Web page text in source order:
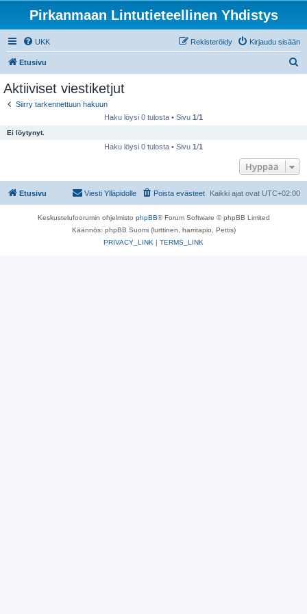
Pirkanmaan Lintutieteellinen Yhdistys
UKK Kirjaudu sisään
Rekisteröidy
Etusivu
Aktiiviset viestiketjut
Siirry tarkennettuun hakuun
Haku löysi 0 tulosta • Sivu 1/1
Ei löytynyt.
Haku löysi 0 tulosta • Sivu 1/1
Hyppää
Etusivu Kaikki ajat ovat UTC+02:00
Poista evästeet
Viesti Ylläpidolle
Keskustelufoorumin ohjelmisto phpBB® Forum Software © phpBB Limited
Käännös: phpBB Suomi (lurttinen, harritapio, Pettis)
PRIVACY_LINK | TERMS_LINK